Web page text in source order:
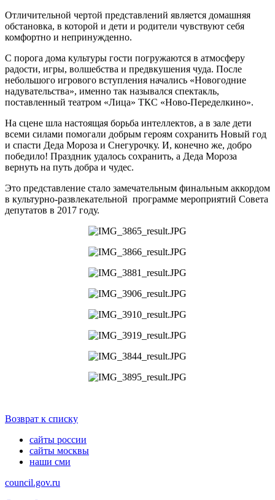
Отличительной чертой представлений является домашняя
обстановка, в которой и дети и родители чувствуют себя
комфортно и непринужденно.
С порога дома культуры гости погружаются в атмосферу
радости, игры, волшебства и предвкушения чуда. После
небольшого игрового вступления начались «Новогодние
надувательства», именно так назывался спектакль,
поставленный театром «Лица» ТКС «Ново-Переделкино».
На сцене шла настоящая борьба интеллектов, а в зале дети
всеми силами помогали добрым героям сохранить Новый год
и спасти Деда Мороза и Снегурочку. И, конечно же, добро
победило! Праздник удалось сохранить, а Деда Мороза
вернуть на путь добра и чудес.
Это представление стало замечательным финальным аккордом
в культурно-развлекательной программе мероприятий Совета
депутатов в 2017 году.
Возврат к списку
сайты россии
сайты москвы
наши сми
council.gov.ru